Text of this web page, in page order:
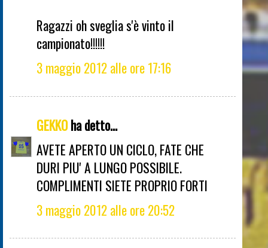
Ragazzi oh sveglia s'è vinto il
campionato!!!!!!
3 maggio 2012 alle ore 17:16
GEKKOha detto...
AVETE APERTO UN CICLO, FATE CHE
DURI PIU' A LUNGO POSSIBILE.
COMPLIMENTI SIETE PROPRIO FORTI
3 maggio 2012 alle ore 20:52